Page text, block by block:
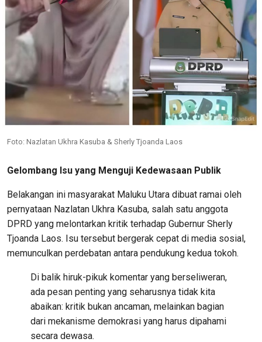
Foto: Nazlatan Ukhra Kasuba & Sherly Tjoanda Laos
Gelombang Isu yang Menguji Kedewasaan Publik
Belakangan ini masyarakat Maluku Utara dibuat ramai oleh
pernyataan Nazlatan Ukhra Kasuba, salah satu anggota
DPRD yang melontarkan kritik terhadap Gubernur Sherly
Tjoanda Laos. Isu tersebut bergerak cepat di media sosial,
memunculkan perdebatan antara pendukung kedua tokoh.
Di balik hiruk-pikuk komentar yang berseliweran,
ada pesan penting yang seharusnya tidak kita
abaikan: kritik bukan ancaman, melainkan bagian
dari mekanisme demokrasi yang harus dipahami
secara dewasa.